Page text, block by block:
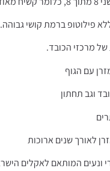
פילוטופ ברמת קושי גבוהה.
של מרכזי הכובד.
עם הגוף
וגב תחתון
לאורך שנים ארוכות